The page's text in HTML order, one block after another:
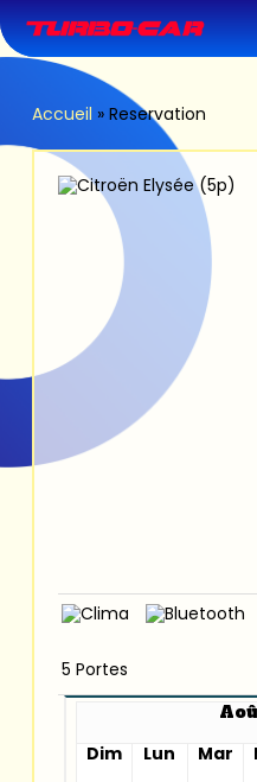
to
main
content
Accueil » Reservation
5 Portes
Dim
Lun Mar